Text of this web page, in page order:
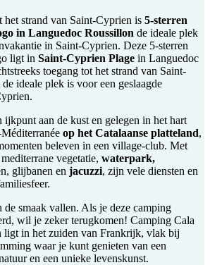
het strand van Saint-Cyprien is 5-sterren
in Languedoc Roussillon de ideale plek
in Saint-Cyprien. Deze 5-sterren
ligt in Saint-Cyprien Plage in Languedoc
toegang tot het strand van Saint-
ideale plek is voor een geslaagde
ijkpunt aan de kust en gelegen in het hart
op het Catalaanse platteland,
beleven in een village-club. Met
vegetatie, waterpark,
glijbanen en jacuzzi, zijn vele diensten en
smaak vallen. Als je deze camping
wil je zeker terugkomen! Camping Cala
ligt in het zuiden van Frankrijk, vlak bij
waar je kunt genieten van een
en een unieke levenskunst.